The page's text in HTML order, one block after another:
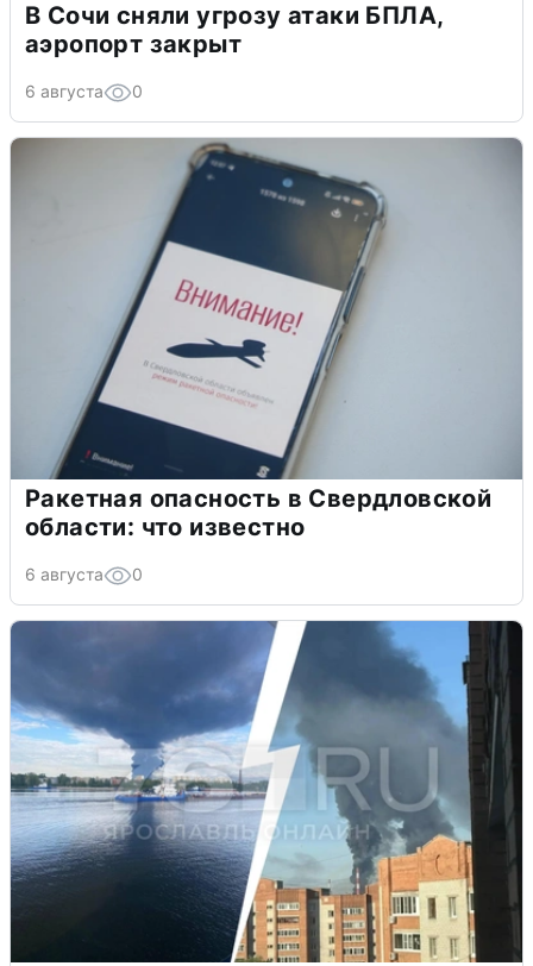
В Сочи сняли угрозу атаки БПЛА,
аэропорт закрыт
6 августа 0
Ракетная опасность в Свердловской
области: что известно
6 августа 0